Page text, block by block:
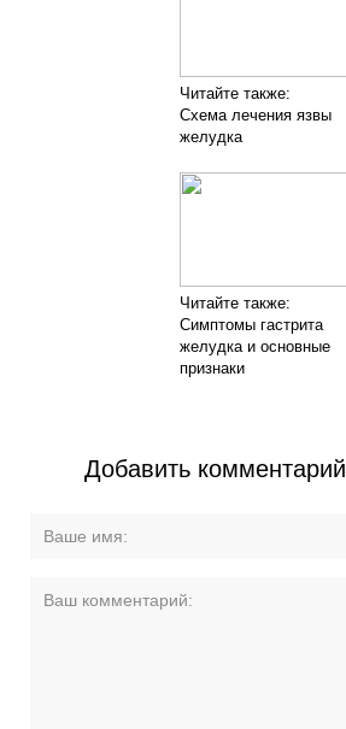
Читайте также:
Cхема лечения язвы
желудка
Читайте также:
Симптомы гастрита
желудка и основные
признаки
Добавить комментарий